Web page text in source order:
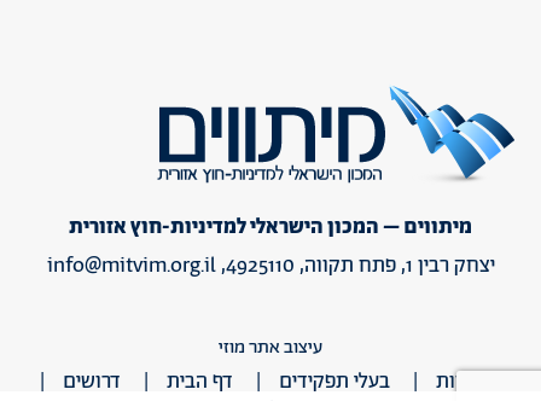
מיתווים – המכון הישראלי למדיניות-חוץ אזורית
יצחק רבין 1, פתח תקווה, 4925110,
info@mitvim.org.il
עיצוב אתר מוזי
אודות בעלי תפקידים דף הבית
דרושים